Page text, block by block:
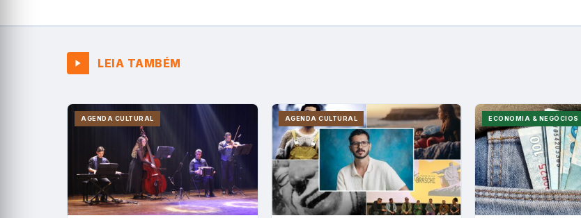
LEIA TAMBÉM
AGENDA CULTURAL AGENDA CULTURAL ECONOMIA & NEGÓCIOS